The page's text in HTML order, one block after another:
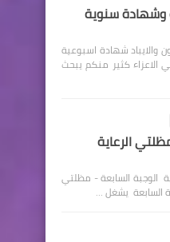
سنوية
والايباد شهادة اسبوعية
الاعزاء كثير منكم يبحث
الرعاية
الوجبة السابعة - مظلتي
السابعة يشغل …